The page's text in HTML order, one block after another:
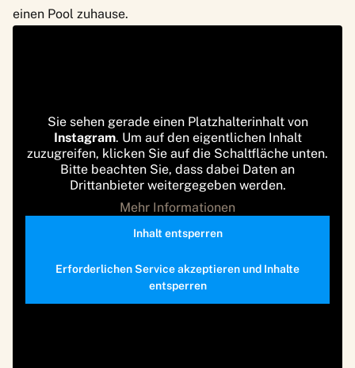
einen Pool zuhause.
Sie sehen gerade einen Platzhalterinhalt von
Instagram. Um auf den eigentlichen Inhalt
zuzugreifen, klicken Sie auf die Schaltfläche unten.
Bitte beachten Sie, dass dabei Daten an
Drittanbieter weitergegeben werden.
Mehr Informationen
Inhalt entsperren
Erforderlichen Service akzeptieren und Inhalte
entsperren